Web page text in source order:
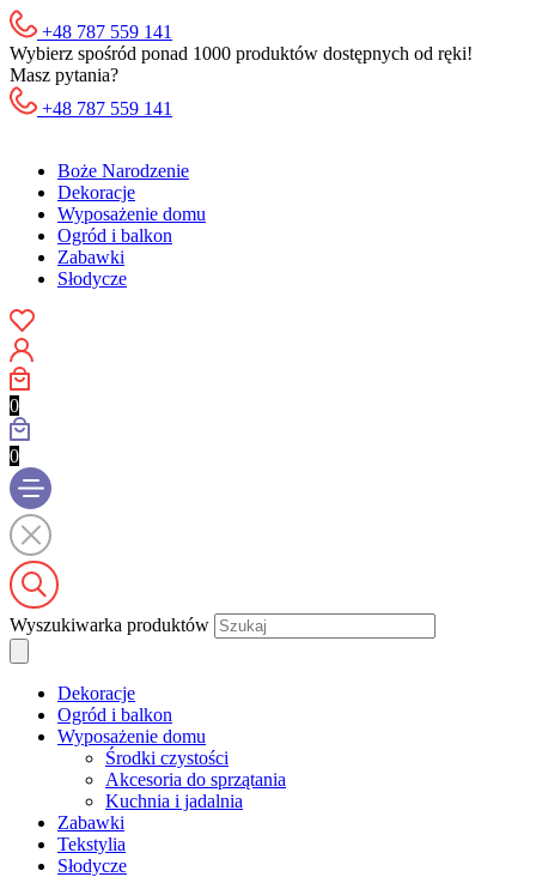
+48 787 559 141
Wybierz spośród ponad 1000 produktów dostępnych od ręki!
Masz pytania?
+48 787 559 141
Boże Narodzenie
Dekoracje
Wyposażenie domu
Ogród i balkon
Zabawki
Słodycze
0
0
Wyszukiwarka produktów
Dekoracje
Ogród i balkon
Wyposażenie domu
Środki czystości
Akcesoria do sprzątania
Kuchnia i jadalnia
Zabawki
Tekstylia
Słodycze